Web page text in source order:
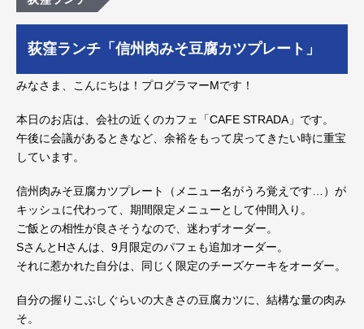
荻窪ランチ「信州肉みそ豆腐カツプレート」
みなさま、こんにちは！プログラマーMです！
本日のお店は、会社の近くのカフェ「CAFE STRADA」です。
午後に会議があるときなど、余裕をもって戻ってきたい時に重宝
しています。
信州肉みそ豆腐カツプレート（メニュー名がうろ覚えです…）が
キッシュに代わって、期間限定メニューとして仲間入り。
ご飯との相性が良さそうなので、迷わずオーダー。
SさんとHさんは、9月限定のパフェも追加オーダー。
それに惹かれた自分は、同じく限定のチーズケーキをオーダー。
自分の握りこぶしぐらいの大きさの豆腐カツに、結構な量の肉み
そ。